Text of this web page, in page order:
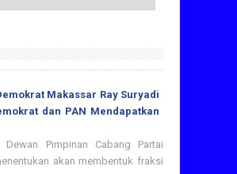
Makassar Ray Suryadi
dan PAN Mendapatkan
Pimpinan Cabang Partai
akan membentuk fraksi